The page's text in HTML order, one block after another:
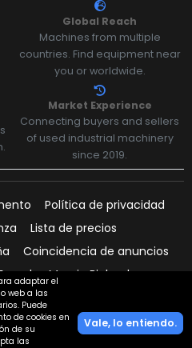
Global Reach
Machines from multiple
countries. Find equipment near
you or worldwide.
Market Experience
Connecting buyers and sellers
of used industrial machinery
since 2019.
Política de privacidad
Lista de precios
Coincidencia de anuncios
Marcin Białczyk
adaptar el
web a las
Puede
de cookies en
de su
las
Vale, lo entiendo.